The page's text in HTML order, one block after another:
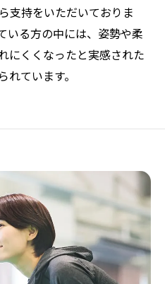
支持をいただいておりま
いる方の中には、姿勢や柔
にくくなったと実感された
ています。